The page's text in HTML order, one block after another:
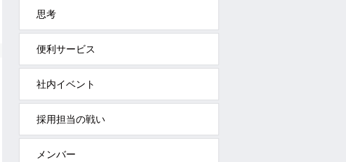
思考
便利サービス
社内イベント
採用担当の戦い
メンバー